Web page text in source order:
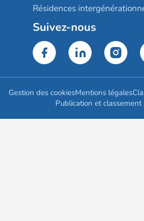
Résidences
Suivez-nous
Gestion des cookiesMentions légales
Publication et classement